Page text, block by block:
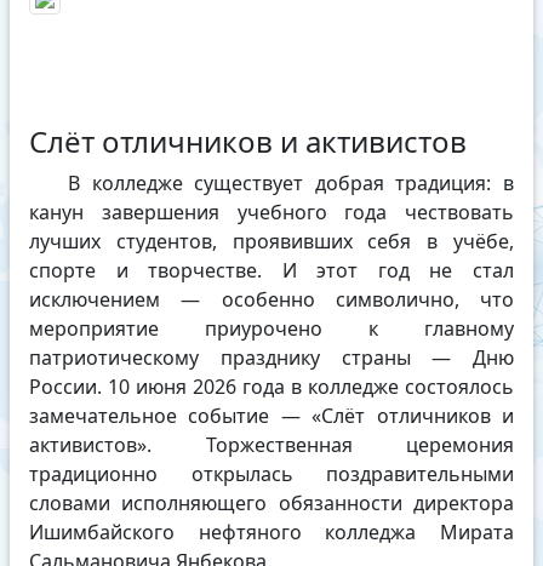
Слёт отличников и активистов
В колледже существует добрая традиция: в
канун завершения учебного года чествовать
лучших студентов, проявивших себя в учёбе,
спорте и творчестве. И этот год не стал
исключением — особенно символично, что
мероприятие приурочено к главному
патриотическому празднику страны — Дню
России. 10 июня 2026 года в колледже состоялось
замечательное событие — «Слёт отличников и
активистов». Торжественная церемония
традиционно открылась поздравительными
словами исполняющего обязанности директора
Ишимбайского нефтяного колледжа Мирата